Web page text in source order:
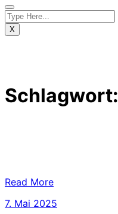
X
Schlagwort:
Read More
7. Mai 2025